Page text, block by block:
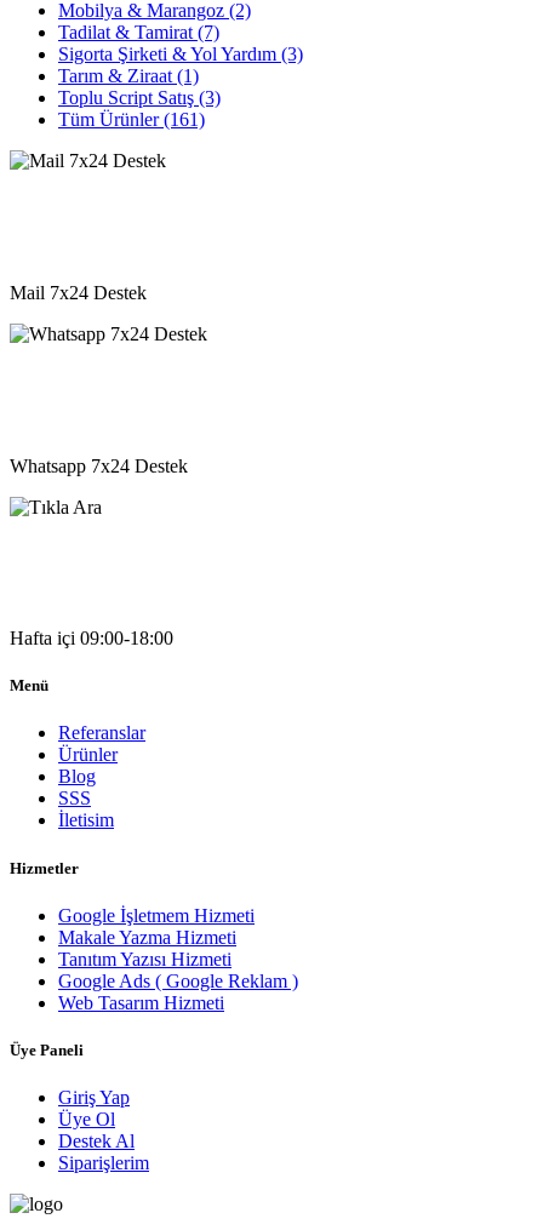
Mobilya & Marangoz (2)
Tadilat & Tamirat(7)
Sigorta Şirketi & Yol Yardım (3)
Tarım & Ziraat(1)
Toplu Script Satış (3)
Tüm Ürünler(161)
Mail 7x24 Destek
Whatsapp 7x24 Destek
Hafta içi 09:00-18:00
Menü
Referanslar
Ürünler
Blog
SSS
İletisim
Hizmetler
Google İşletmem Hizmeti
Makale Yazma Hizmeti
Tanıtım Yazısı Hizmeti
Google Ads ( Google Reklam )
Web Tasarım Hizmeti
Üye Paneli
Giriş Yap
Üye Ol
Destek Al
Siparişlerim